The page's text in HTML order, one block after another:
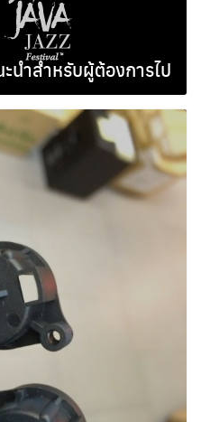
นำสำหรับผู้ต้องการไป